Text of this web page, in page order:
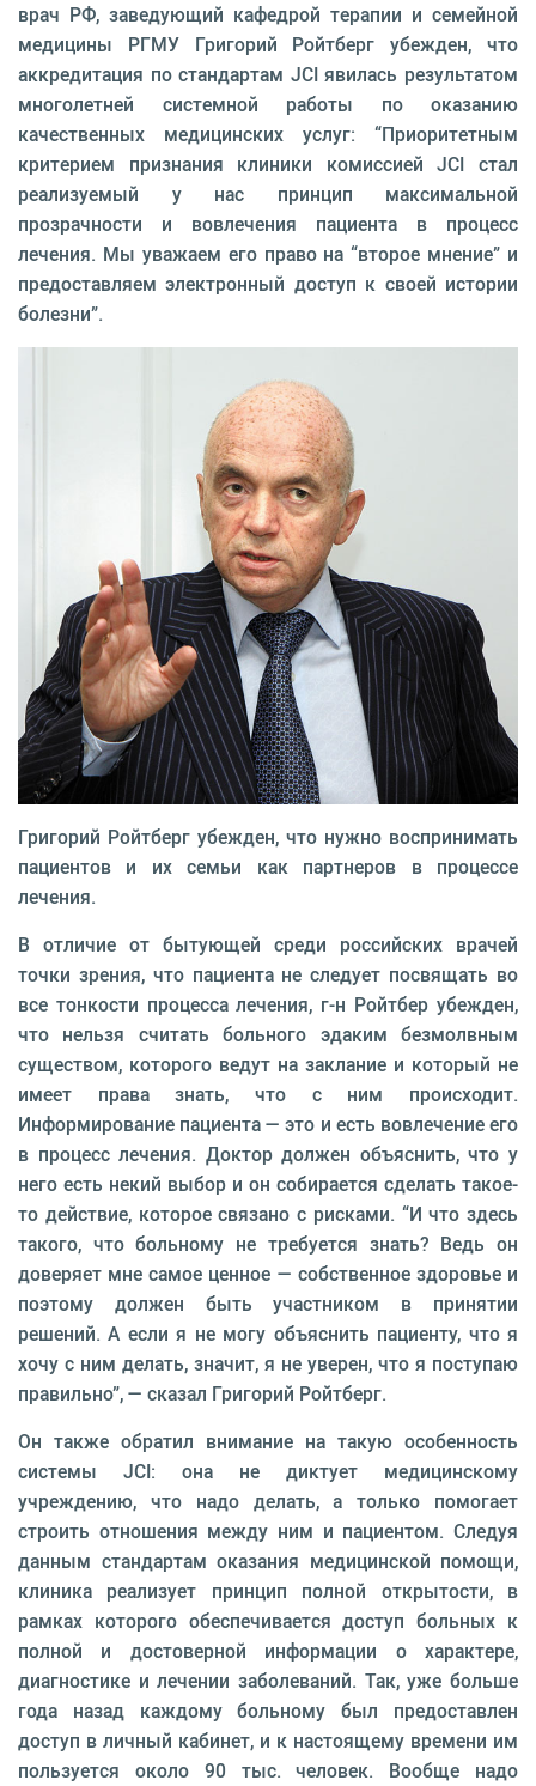
врач РФ, заведующий кафедрой терапии и семейной
медицины РГМУ Григорий Ройтберг убежден, что
аккредитация по стандартам JCI явилась результатом
многолетней системной работы по оказанию
качественных медицинских услуг: “Приоритетным
критерием признания клиники комиссией JCI стал
реализуемый у нас принцип максимальной
прозрачности и вовлечения пациента в процесс
лечения. Мы уважаем его право на “второе мнение” и
предоставляем электронный доступ к своей истории
болезни”.
Григорий Ройтберг убежден, что нужно воспринимать
пациентов и их семьи как партнеров в процессе
лечения.
В отличие от бытующей среди российских врачей
точки зрения, что пациента не следует посвящать во
все тонкости процесса лечения, г-н Ройтбер убежден,
что нельзя считать больного эдаким безмолвным
существом, которого ведут на заклание и который не
имеет права знать, что с ним происходит.
Информирование пациента — это и есть вовлечение его
в процесс лечения. Доктор должен объяснить, что у
него есть некий выбор и он собирается сделать такое-
то действие, которое связано с рисками. “И что здесь
такого, что больному не требуется знать? Ведь он
доверяет мне самое ценное — собственное здоровье и
поэтому должен быть участником в принятии
решений. А если я не могу объяснить пациенту, что я
хочу с ним делать, значит, я не уверен, что я поступаю
правильно”, — сказал Григорий Ройтберг.
Он также обратил внимание на такую особенность
системы JCI: она не диктует медицинскому
учреждению, что надо делать, а только помогает
строить отношения между ним и пациентом. Следуя
данным стандартам оказания медицинской помощи,
клиника реализует принцип полной открытости, в
рамках которого обеспечивается доступ больных к
полной и достоверной информации о характере,
диагностике и лечении заболеваний. Так, уже больше
года назад каждому больному был предоставлен
доступ в личный кабинет, и к настоящему времени им
пользуется около 90 тыс. человек. Вообще надо